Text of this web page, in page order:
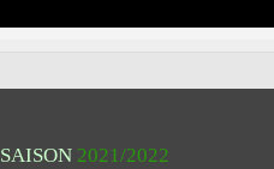
SAISON 2021/2022